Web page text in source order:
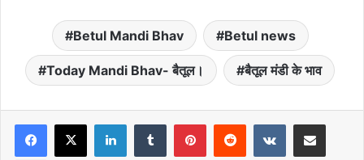
Betul Mandi Bhav Betul news
Today Mandi Bhav- बैतूल। बैतूल मंडी के भाव